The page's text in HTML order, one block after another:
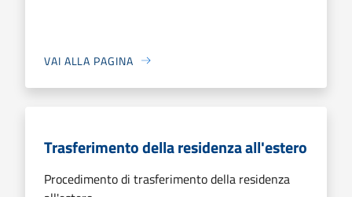
VAI ALLA PAGINA
Trasferimento della residenza all'estero
Procedimento di trasferimento della residenza